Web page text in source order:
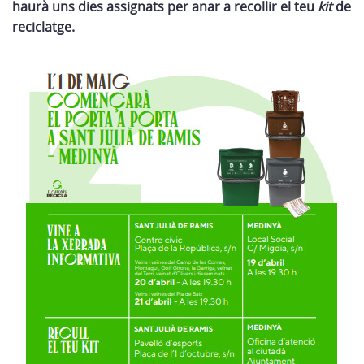
haurà uns dies assignats per anar a recollir el teu kitde
reciclatge.